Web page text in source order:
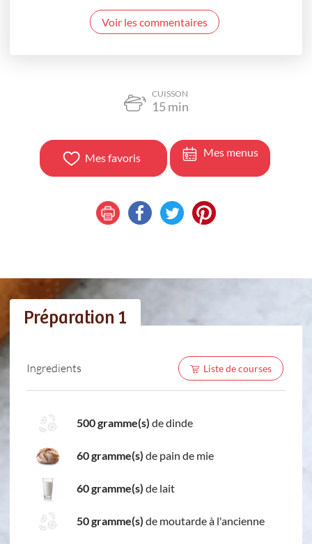
Voir les commentaires
CUISSON
15 min
Mes favoris Mes menus
Préparation 1
Ingredients Liste de courses
500 gramme(s) de dinde
60 gramme(s) de pain de mie
60 gramme(s) de lait
50 gramme(s) de moutarde à l'ancienne